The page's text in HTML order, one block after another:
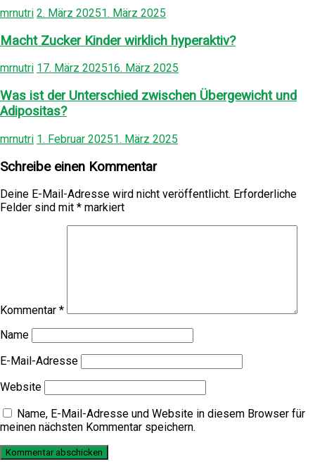
mrnutri 2. März 20251. März 2025
Macht Zucker Kinder wirklich hyperaktiv?
mrnutri 17. März 202516. März 2025
Was ist der Unterschied zwischen Übergewicht und
Adipositas?
mrnutri 1. Februar 20251. März 2025
Schreibe einen Kommentar
Deine E-Mail-Adresse wird nicht veröffentlicht. Erforderliche
Felder sind mit * markiert
Kommentar *
Name
E-Mail-Adresse
Website
Name, E-Mail-Adresse und Website in diesem Browser für
meinen nächsten Kommentar speichern.